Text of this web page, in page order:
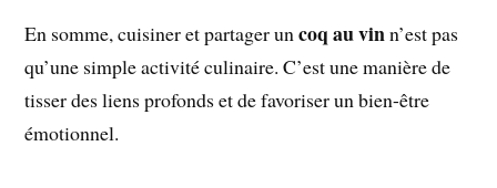
En somme, cuisiner et partager uncoq au vinn’est pas
qu’une simple activité culinaire. C’est une manière de
tisser des liens profonds et de favoriser un bien-être
émotionnel.